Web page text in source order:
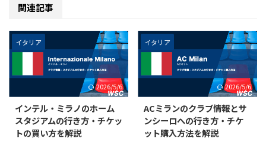
関連記事
イタリア
2026/5/6
インテル・ミラノのホーム
スタジアムの行き方・チケッ
トの買い方を解説
イタリア
2026/5/6
ACミランのクラブ情報とサ
ンシーロへの行き方・チケ
ット購入方法を解説